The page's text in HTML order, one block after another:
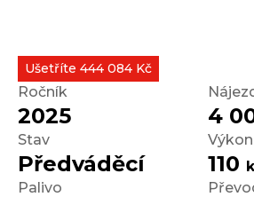
Ušetříte 444 084 Kč
Ročník
2025 4
Stav
Předváděcí
Výkon
110
Palivo